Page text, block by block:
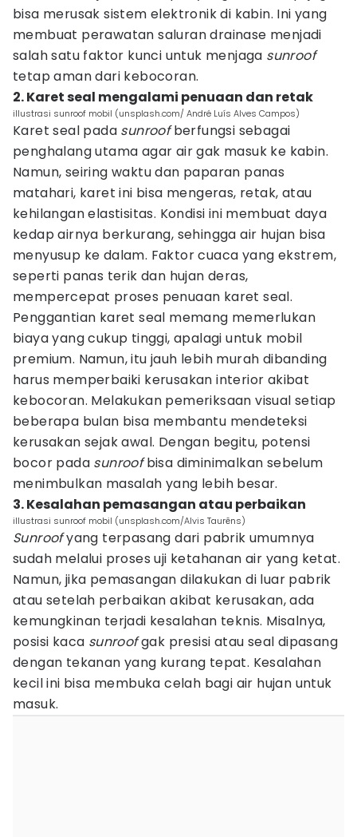
bisa merusak sistem elektronik di kabin. Ini yang
membuat perawatan saluran drainase menjadi
salah satu faktor kunci untuk menjaga sunroof
tetap aman dari kebocoran.
2. Karet seal mengalami penuaan dan retak
illustrasi sunroof mobil (unsplash.com/ André Luís Alves Campos)
Karet seal pada sunroofberfungsi sebagai
penghalang utama agar air gak masuk ke kabin.
Namun, seiring waktu dan paparan panas
matahari, karet ini bisa mengeras, retak, atau
kehilangan elastisitas. Kondisi ini membuat daya
kedap airnya berkurang, sehingga air hujan bisa
menyusup ke dalam. Faktor cuaca yang ekstrem,
seperti panas terik dan hujan deras,
mempercepat proses penuaan karet seal.
Penggantian karet seal memang memerlukan
biaya yang cukup tinggi, apalagi untuk mobil
premium. Namun, itu jauh lebih murah dibanding
harus memperbaiki kerusakan interior akibat
kebocoran. Melakukan pemeriksaan visual setiap
beberapa bulan bisa membantu mendeteksi
kerusakan sejak awal. Dengan begitu, potensi
bocor pada sunroofbisa diminimalkan sebelum
menimbulkan masalah yang lebih besar.
3. Kesalahan pemasangan atau perbaikan
illustrasi sunroof mobil (unsplash.com/Alvis Taurēns)
Sunroofyang terpasang dari pabrik umumnya
sudah melalui proses uji ketahanan air yang ketat.
Namun, jika pemasangan dilakukan di luar pabrik
atau setelah perbaikan akibat kerusakan, ada
kemungkinan terjadi kesalahan teknis. Misalnya,
posisi kaca sunroofgak presisi atau seal dipasang
dengan tekanan yang kurang tepat. Kesalahan
kecil ini bisa membuka celah bagi air hujan untuk
masuk.